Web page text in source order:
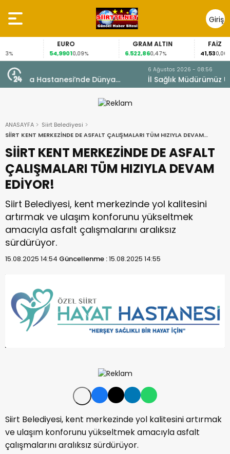
Giriş
Yap
54,99010,09%
GRAM ALTIN
6.522,860,47% 0,00%
İl Sağlık Müdürümüz Uzm. Dr. Besim Hacıoğlu,
Kurtalan Sağlıklı Hayat Merkezini Ziyaret Etti
ANASAYFA
Siirt Belediyesi
SİİRT KENT MERKEZİNDE DE ASFALT ÇALIŞMALARI TÜM HIZIYLA DEVAM
EDİYOR!
SİİRT KENT MERKEZİNDE DE ASFALT
ÇALIŞMALARI TÜM HIZIYLA DEVAM
EDİYOR!
Siirt Belediyesi, kent merkezinde yol kalitesini
artırmak ve ulaşım konforunu yükseltmek
amacıyla asfalt çalışmalarını aralıksız
sürdürüyor.
15.08.2025 14:54 Güncellenme :15.08.2025 14:55
Siirt Belediyesi, kent merkezinde yol kalitesini artırmak
ve ulaşım konforunu yükseltmek amacıyla asfalt
çalışmalarını aralıksız sürdürüyor.